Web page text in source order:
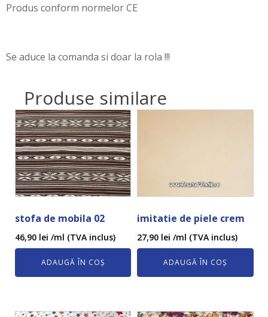
Produs conform normelor CE
Se aduce la comanda si doar la rola !!!
Produse similare
stofa de mobila 02
46,90 lei /ml (TVA inclus)
ADAUGĂ ÎN COȘ
imitatie de piele crem
27,90 lei /ml (TVA inclus)
ADAUGĂ ÎN COȘ